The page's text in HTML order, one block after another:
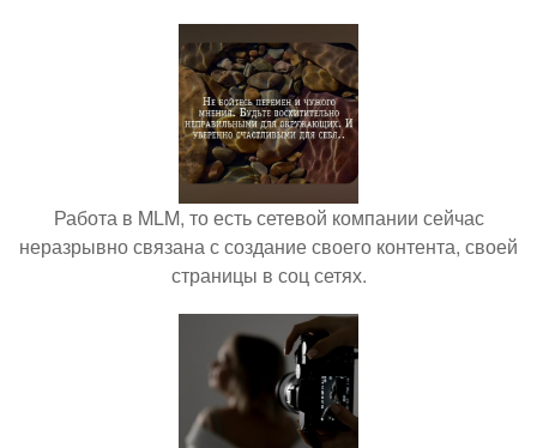
Работа в MLM, то есть сетевой компании сейчас
неразрывно связана с создание своего контента, своей
страницы в соц сетях.